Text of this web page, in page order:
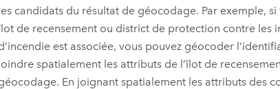
candidats du résultat de géocodage. Par exemple,
de recensement ou district de protection contre les
est associée, vous pouvez géocoder
spatialement les attributs de l’îlot de
En joignant spatialement les attributs des